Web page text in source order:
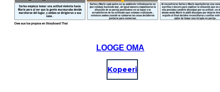
LOOGE OMA
Kopeeri